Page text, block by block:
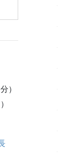
）